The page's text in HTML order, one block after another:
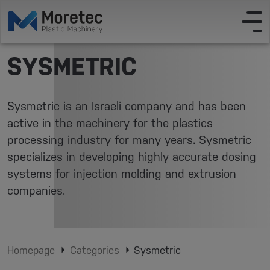
SYSMETRIC
Sysmetric is an Israeli company and has been
active in the machinery for the plastics
processing industry for many years. Sysmetric
specializes in developing highly accurate dosing
systems for injection molding and extrusion
companies.
Homepage Categories Sysmetric